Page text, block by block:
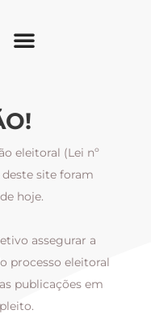
eleitoral (Lei nº
deste site foram
hoje.
assegurar a
processo eleitoral
publicações em